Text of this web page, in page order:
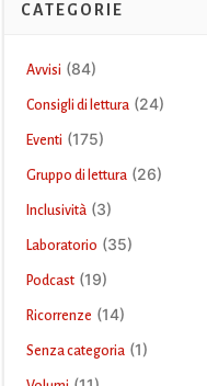
CATEGORIE
Avvisi (84)
Consigli di lettura (24)
Eventi (175)
Gruppo di lettura (26)
Inclusività (3)
Laboratorio (35)
Podcast (19)
Ricorrenze (14)
Senza categoria (1)